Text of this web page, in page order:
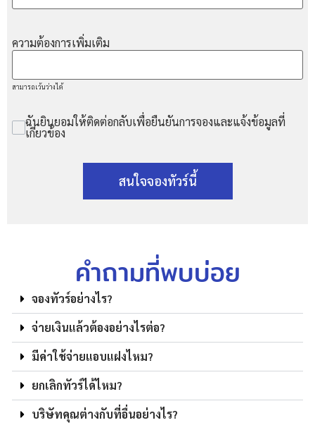
ความต้องการเพิ่มเติม
สามารถเว้นว่างได้
ฉันยินยอมให้ติดต่อกลับเพื่อยืนยันการจองและแจ้งข้อมูลที่
เกี่ยวข้อง
สนใจจองทัวร์นี้
คำถามที่พบบ่อย
จองทัวร์อย่างไร?
จ่ายเงินแล้วต้องอย่างไรต่อ?
มีค่าใช้จ่ายแอบแฝงไหม?
ยกเลิกทัวร์ได้ไหม?
บริษัทคุณต่างกับที่อื่นอย่างไร?